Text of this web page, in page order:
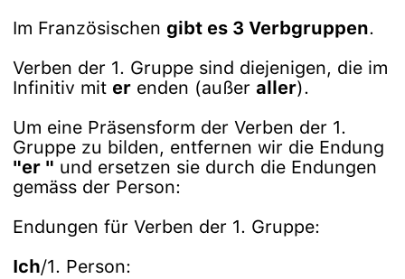
Im Französischen gibt es 3 Verbgruppen.
Verben der 1. Gruppe sind diejenigen, die im
Infinitiv mit er enden (außer aller).
Um eine Präsensform der Verben der 1.
Gruppe zu bilden, entfernen wir die Endung
"er " und ersetzen sie durch die Endungen
gemäss der Person:
Endungen für Verben der 1. Gruppe:
Ich/1. Person: